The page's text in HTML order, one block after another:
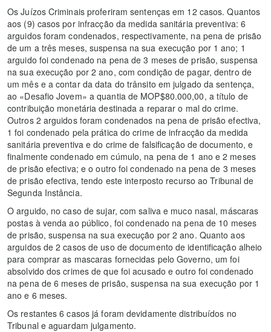
Os Juízos Criminais proferiram sentenças em 12 casos. Quantos
aos (9) casos por infracção da medida sanitária preventiva: 6
arguidos foram condenados, respectivamente, na pena de prisão
de um a três meses, suspensa na sua execução por 1 ano; 1
arguido foi condenado na pena de 3 meses de prisão, suspensa
na sua execução por 2 ano, com condição de pagar, dentro de
um mês e a contar da data do trânsito em julgado da sentença,
ao «Desafio Jovem» a quantia de MOP$80.000,00, a título de
contribuição monetária destinada a reparar o mal do crime.
Outros 2 arguidos foram condenados na pena de prisão efectiva,
1 foi condenado pela prática do crime de infracção da medida
sanitária preventiva e do crime de falsificação de documento, e
finalmente condenado em cúmulo, na pena de 1 ano e 2 meses
de prisão efectiva; e o outro foi condenado na pena de 3 meses
de prisão efectiva, tendo este interposto recurso ao Tribunal de
Segunda Instância.
O arguido, no caso de sujar, com saliva e muco nasal, máscaras
postas à venda ao público, foi condenado na pena de 10 meses
de prisão, suspensa na sua execução por 2 ano. Quanto aos
arguidos de 2 casos de uso de documento de identificação alheio
para comprar as mascaras fornecidas pelo Governo, um foi
absolvido dos crimes de que foi acusado e outro foi condenado
na pena de 6 meses de prisão, suspensa na sua execução por 1
ano e 6 meses.
Os restantes 6 casos já foram devidamente distribuídos no
Tribunal e aguardam julgamento.